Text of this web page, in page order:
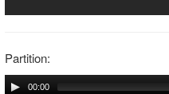
Partition:
00:00